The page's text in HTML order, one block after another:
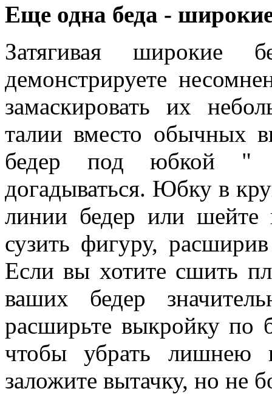
Еще одна беда -
Затягивая широкие
демонстрируете
замаскировать их
талии вместо обычных
бедер под юбкой "
догадываться. Юбку в
линии бедер или шейте
сузить фигуру,
Если вы хотите сшить
ваших бедер
расширьте выкройку по
чтобы убрать лишнею
заложите вытачку, но не